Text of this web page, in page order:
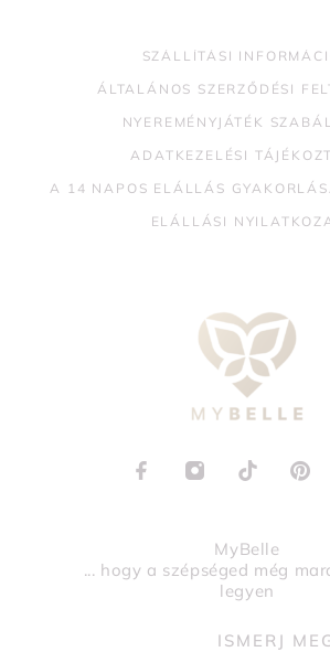
SZÁLLÍTÁSI
ÁLTALÁNOS SZERZŐDÉSI
NYEREMÉNYJÁTÉK
ADATKEZELÉSI
A 14 NAPOS ELÁLLÁS
ELÁLLÁSI
MyBelle
... hogy a szépséged még
legyen
ISMERJ